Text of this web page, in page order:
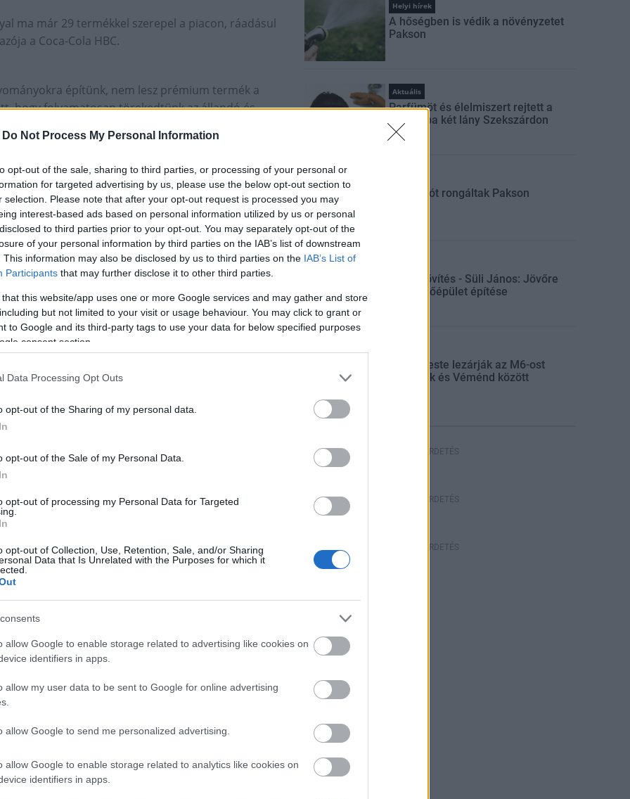
Do Not Process My Personal Information
opt-out of the sale, sharing to third parties, or processing of your personal or
for targeted advertising by us, please use the below opt-out section to
selection. Please note that after your opt-out request is processed you may
interest-based ads based on personal information utilized by us or personal
to third parties prior to your opt-out. You may separately opt-out of the
of your personal information by third parties on the IAB’s list of downstream
This information may also be disclosed by us to third parties on the IAB’s List of
Participants that may further disclose it to other third parties.
that this website/app uses one or more Google services and may gather and store
but not limited to your visit or usage behaviour. You may click to grant or
to Google and its third-party tags to use your data for below specified purposes
consent section.
Data Processing Opt Outs
opt-out of the Sharing of my personal data.
opt-out of the Sale of my Personal Data.
opt-out of processing my Personal Data for Targeted
opt-out of Collection, Use, Retention, Sale, and/or Sharing
Data that Is Unrelated with the Purposes for which it
allow Google to enable storage related to advertising like cookies on
identifiers in apps.
allow my user data to be sent to Google for online advertising
allow Google to send me personalized advertising.
allow Google to enable storage related to analytics like cookies on
identifiers in apps.
ma már 29 termékkel szerepel a piacon, ráadásul
a Coca-Cola HBC.
építünk, nem lesz prémium termék a
hogy folyamatosan törekedtünk az állandó és
kialakítani: a piacon elsőként használtunk
vagy a népi hagyományokat idéző
kapcsán Maros Róbert, a Rézangyal egyik
extravagáns, látványos külsőt kapott. A
a mézes ágyas meggy, a barrique szilva, az
és ruházta fel változatos, foszforeszkáló
tesznek, miközben az ízek fantázianevéhez
a Rézangyal kedvenc témáira, a hazai
Helyi hírek
A hőségben is védik a növényzetet
Pakson
Aktuális
Parfümöt és élelmiszert rejtett a
táskájába két lány Szekszárdon
Sorompót rongáltak Pakson
Paksi bővítés - Süli János: Jövőre
indul a főépület építése
Szerda este lezárják az M6-ost
Bátaszék és Véménd között
HIRDETÉS
HIRDETÉS
HIRDETÉS